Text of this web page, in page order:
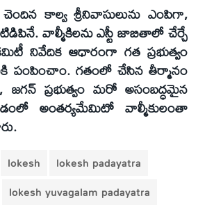
కాల్వ శ్రీనివాసులును ఎంపిగా,
వాల్మీకిలను ఎస్టీ జాబితాలో చేర్చే
నివేదిక ఆధారంగా గత ప్రభుత్వం
పంపించాం. గతంలో చేసిన తీర్మానం
జగన్ ప్రభుత్వం మరో అసంబద్ధమైన
అంతర్యమేమిటో వాల్మీకులంతా
lokesh
lokesh padayatra
lokesh yuvagalam padayatra